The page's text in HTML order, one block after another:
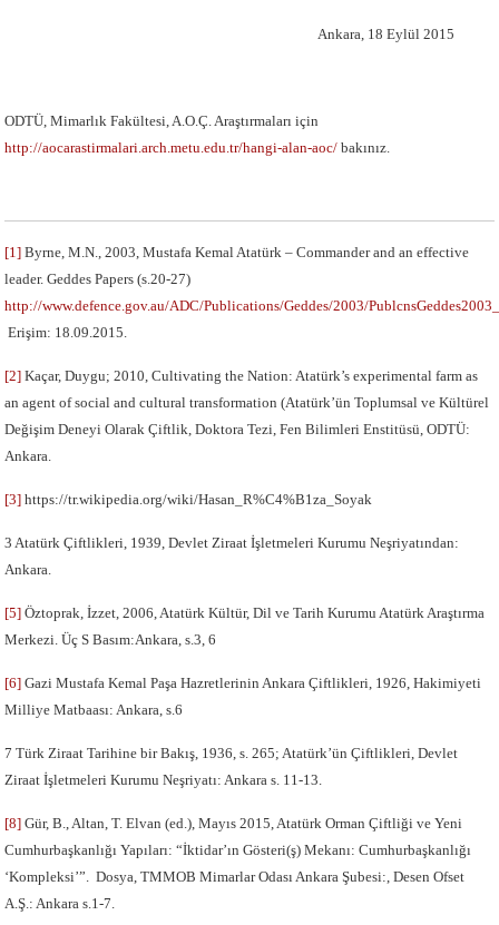
Ankara, 18 Eylül 2015
ODTÜ, Mimarlık Fakültesi, A.O.Ç. Araştırmaları için
http://aocarastirmalari.arch.metu.edu.tr/hangi-alan-aoc/ bakınız.
[1] Byrne, M.N., 2003, Mustafa Kemal Atatürk – Commander and an effective
leader. Geddes Papers (s.20-27)
http://www.defence.gov.au/ADC/Publications/Geddes/2003/
Erişim: 18.09.2015.
[2] Kaçar, Duygu; 2010, Cultivating the Nation: Atatürk’s experimental farm as
an agent of social and cultural transformation (Atatürk’ün Toplumsal ve Kültürel
Değişim Deneyi Olarak Çiftlik, Doktora Tezi, Fen Bilimleri Enstitüsü, ODTÜ:
Ankara.
[3] https://tr.wikipedia.org/wiki/Hasan_R%C4%B1za_Soyak
3 Atatürk Çiftlikleri, 1939, Devlet Ziraat İşletmeleri Kurumu Neşriyatından:
Ankara.
[5] Öztoprak, İzzet, 2006, Atatürk Kültür, Dil ve Tarih Kurumu Atatürk Araştırma
Merkezi. Üç S Basım:Ankara, s.3, 6
[6] Gazi Mustafa Kemal Paşa Hazretlerinin Ankara Çiftlikleri, 1926, Hakimiyeti
Milliye Matbaası: Ankara, s.6
7 Türk Ziraat Tarihine bir Bakış, 1936, s. 265; Atatürk’ün Çiftlikleri, Devlet
Ziraat İşletmeleri Kurumu Neşriyatı: Ankara s. 11-13.
[8] Gür, B., Altan, T. Elvan (ed.), Mayıs 2015, Atatürk Orman Çiftliği ve Yeni
Cumhurbaşkanlığı Yapıları: “İktidar’ın Gösteri(ş) Mekanı: Cumhurbaşkanlığı
‘Kompleksi’”. Dosya, TMMOB Mimarlar Odası Ankara Şubesi:, Desen Ofset
A.Ş.: Ankara s.1-7.